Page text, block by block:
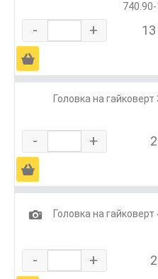
- +
Ä
Головка на
- +
Ä
1
Головка на
- +